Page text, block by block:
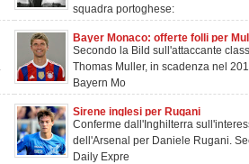
squadra portoghese:
Bayer Monaco: offerte folli per
Secondo la Bild sull'attaccante
Thomas Muller, in scadenza nel
Bayern Mo
Sirene inglesi per Rugani
Conferme dall'Inghilterra
dell'Arsenal per Daniele Rugani.
Daily Expre